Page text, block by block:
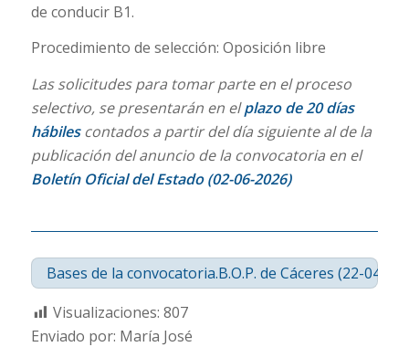
de conducir B1.
Procedimiento de selección: Oposición libre
Las solicitudes para tomar parte en el proceso
selectivo, se presentarán en elplazo de 20 días
hábilescontados a partir del día siguiente al de la
publicación del anuncio de la convocatoria en el
Boletín Oficial del Estado (02-06-2026)
Bases de la convocatoria.B.O.P. de Cáceres (22-04-
Visualizaciones: 807
Enviado por: María José